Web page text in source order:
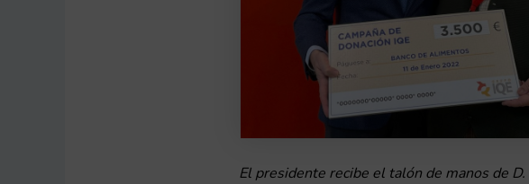
El presidente recibe el talón de manos de